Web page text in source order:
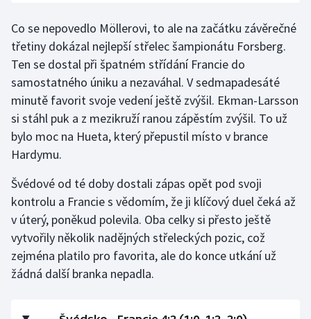
Co se nepovedlo Möllerovi, to ale na začátku závěrečné
třetiny dokázal nejlepší střelec šampionátu Forsberg.
Ten se dostal při špatném střídání Francie do
samostatného úniku a nezaváhal. V sedmapadesáté
minutě favorit svoje vedení ještě zvýšil. Ekman-Larsson
si stáhl puk a z mezikruží ranou zápěstím zvýšil. To už
bylo moc na Hueta, který přepustil místo v brance
Hardymu.
Švédové od té doby dostali zápas opět pod svoji
kontrolu a Francie s vědomím, že ji klíčový duel čeká až
v úterý, poněkud polevila. Oba celky si přesto ještě
vytvořily několik nadějných střeleckých pozic, což
zejména platilo pro favorita, ale do konce utkání už
žádná další branka nepadla.